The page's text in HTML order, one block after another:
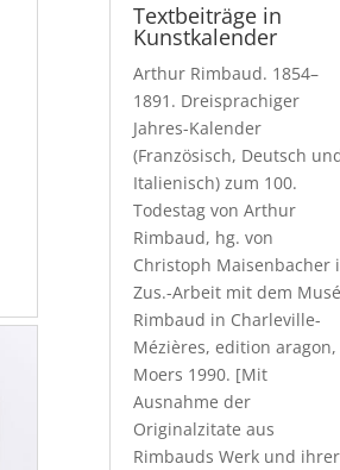
Textbeiträge in
Kunstkalender
Arthur Rimbaud. 1854–
1891. Dreisprachiger
Jahres-Kalender
(Französisch, Deutsch
Italienisch) zum 100.
Todestag von Arthur
Rimbaud, hg. von
Christoph Maisenbacher
Zus.-Arbeit mit dem
Rimbaud in Charleville-
Mézières, edition aragon,
Moers 1990. [Mit
Ausnahme der
Originalzitate aus
Rimbauds Werk und ihrer